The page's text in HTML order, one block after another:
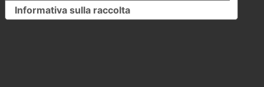
Informativa sulla raccolta